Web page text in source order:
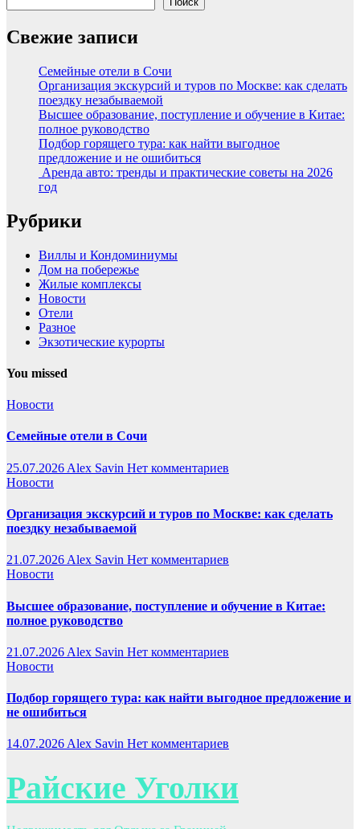
Свежие записи
Семейные отели в Сочи
Организация экскурсий и туров по Москве: как сделать
поездку незабываемой
Высшее образование, поступление и обучение в Китае:
полное руководство
Подбор горящего тура: как найти выгодное
предложение и не ошибиться
Аренда авто: тренды и практические советы на 2026
год
Рубрики
Виллы и Кондоминиумы
Дом на побережье
Жилые комплексы
Новости
Отели
Разное
Экзотические курорты
You missed
Новости
Семейные отели в Сочи
25.07.2026 Alex Savin Нет комментариев
Новости
Организация экскурсий и туров по Москве: как сделать
поездку незабываемой
21.07.2026 Alex Savin Нет комментариев
Новости
Высшее образование, поступление и обучение в Китае:
полное руководство
21.07.2026 Alex Savin Нет комментариев
Новости
Подбор горящего тура: как найти выгодное предложение и
не ошибиться
14.07.2026 Alex Savin Нет комментариев
Райские Уголки